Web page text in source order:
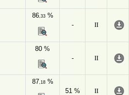
86,33%
-
II
80 %
-
II
87,18%
51 %
II